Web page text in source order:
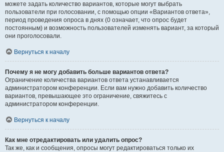
можете задать количество вариантов, которые могут выбрать
пользователи при голосовании, с помощью опции «Вариантов ответа»,
период проведения опроса в днях (0 означает, что опрос будет
постоянным) и возможность пользователей изменять вариант, за который
они проголосовали.
Вернуться к началу
Почему я не могу добавить больше вариантов ответа?
Ограничение количества вариантов ответа устанавливается
администратором конференции. Если вам нужно добавить количество
вариантов, превышающее это ограничение, свяжитесь с
администратором конференции.
Вернуться к началу
Как мне отредактировать или удалить опрос?
Так же, как и сообщения, опросы могут редактироваться только их